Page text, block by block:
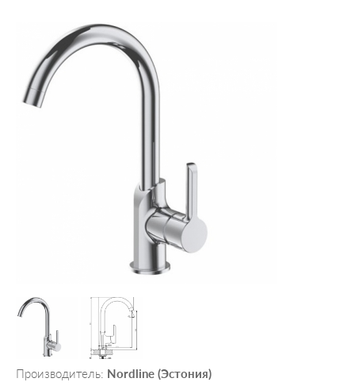
Производитель: Nordline (Эстония)